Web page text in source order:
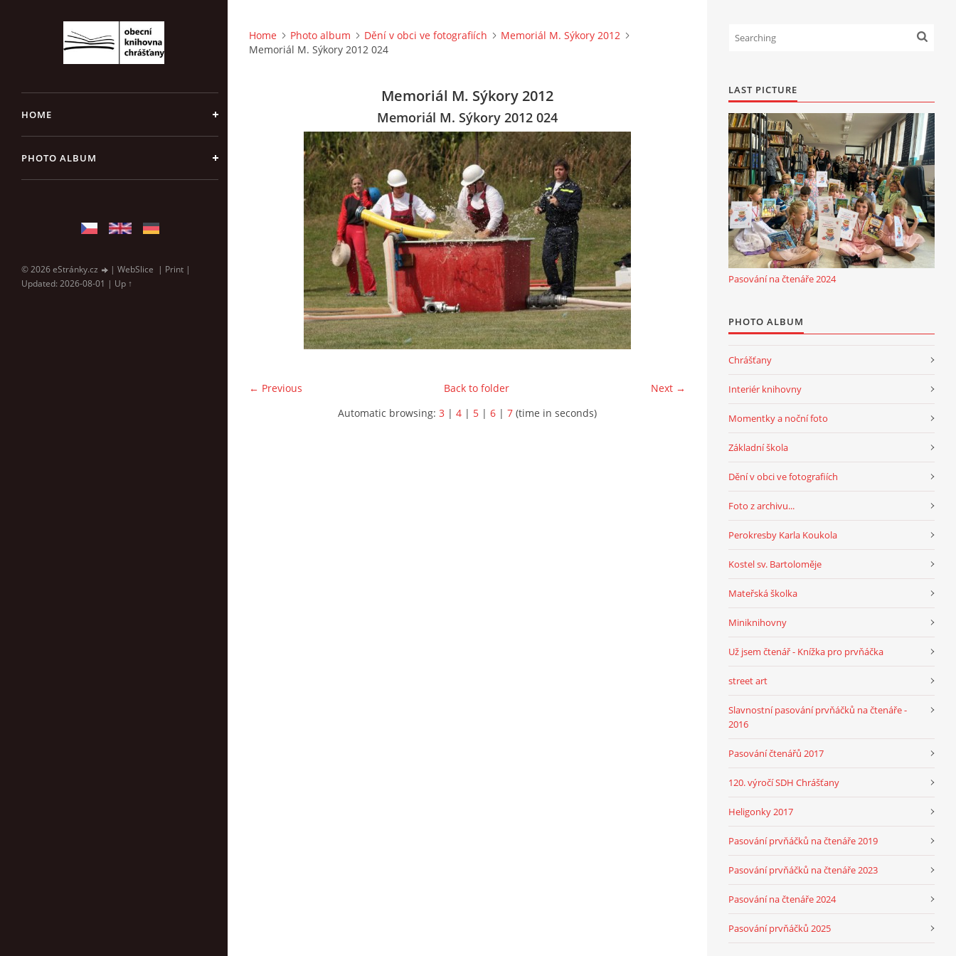
HOME
PHOTO ALBUM
© 2026 eStránky.cz | WebSlice | Print |
Updated: 2026-08-01 | Up ↑
Home Photo album Dění v obci ve fotografiích
Memoriál M. Sýkory 2012
Memoriál M. Sýkory 2012 024
Memoriál M. Sýkory 2012
Memoriál M. Sýkory 2012 024
← Previous Next →
Back to folder
Automatic browsing: 3 | 4 | 5 | 6 | 7 (time in seconds)
LAST PICTURE
Pasování na čtenáře 2024
PHOTO ALBUM
Chrášťany
Interiér knihovny
Momentky a noční foto
Základní škola
Dění v obci ve fotografiích
Foto z archivu...
Perokresby Karla Koukola
Kostel sv. Bartoloměje
Mateřská školka
Miniknihovny
Už jsem čtenář - Knížka pro prvňáčka
street art
Slavnostní pasování prvňáčků na čtenáře -
2016
Pasování čtenářů 2017
120. výročí SDH Chrášťany
Heligonky 2017
Pasování prvňáčků na čtenáře 2019
Pasování prvňáčků na čtenáře 2023
Pasování na čtenáře 2024
Pasování prvňáčků 2025